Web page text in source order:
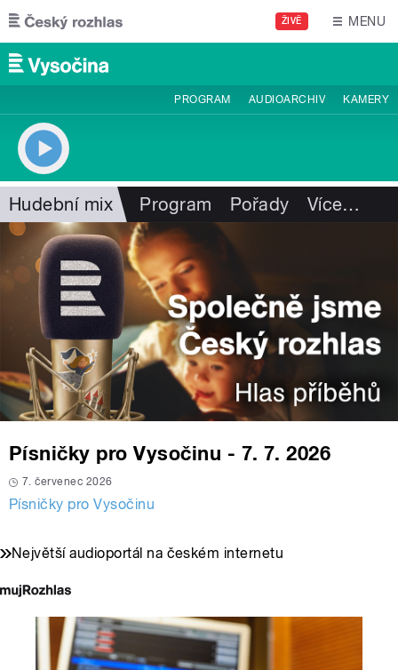
Přejít k hlavnímu obsahu
ŽIVĚ MENU
PROGRAM AUDIOARCHIV KAMERY
Hudební mix Program Pořady Více…
Písničky pro Vysočinu - 7. 7. 2026
7. červenec 2026
Písničky pro Vysočinu
Největší audioportál na českém internetu